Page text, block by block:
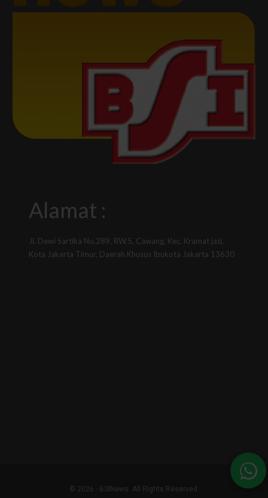
Alamat :
Jl. Dewi Sartika No.289, RW.5, Cawang, Kec. Kramat jati,
Kota Jakarta Timur, Daerah Khusus Ibukota Jakarta 13630
© 2026 - BSINews. All Rights Reserved.